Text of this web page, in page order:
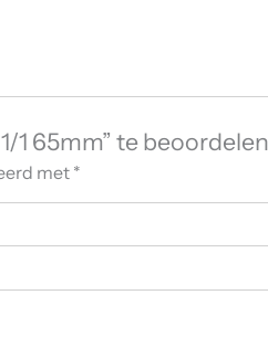
1 65mm” te beoordelen
met*